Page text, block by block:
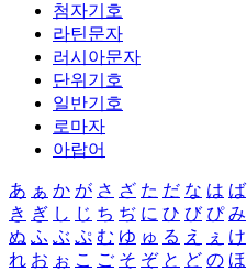
첨자기호
라틴문자
러시아문자
단위기호
일반기호
로마자
아랍어
あ ぁ か が さ ざ た だ な は ば
き ぎ し じ ち ぢ に ひ び ぴ み
ぬ ふ ぶ ぷ む ゆ ゅ る え ぇ け
れ お ぉ こ ご そ ぞ と ど の ほ